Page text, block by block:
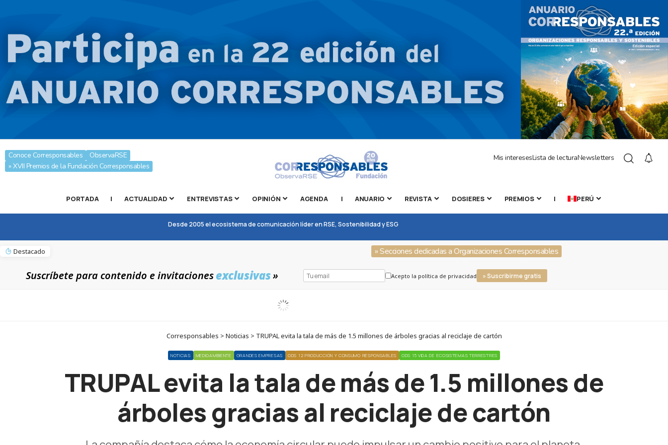
Conoce Corresponsables
ObservaRSE
» XVII Premios de la Fundación Corresponsables
Mis interesesLista de lecturaNewsletters
PORTADA | ACTUALIDAD ENTREVISTAS OPINIÓN AGENDA | ANUARIO REVISTA DOSIERES PREMIOS | PERÚ
Desde 2005 el ecosistema de comunicación líder en RSE, Sostenibilidad y ESG
Destacado » Secciones dedicadas a Organizaciones Corresponsables
Suscríbete para contenido e invitacionesexclusivas» Acepto la política de privacidad » Suscribirme gratis
Corresponsables > Noticias > TRUPAL evita la tala de más de 1.5 millones de árboles gracias al reciclaje de cartón
NOTICIAS MEDIOAMBIENTE GRANDES EMPRESAS ODS 12 PRODUCCIÓN Y CONSUMO RESPONSABLES ODS 15 VIDA DE ECOSISTEMAS TERRESTRES
TRUPAL evita la tala de más de 1.5 millones de
árboles gracias al reciclaje de cartón